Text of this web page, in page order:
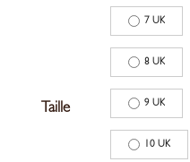
Taille
7 UK
8 UK
9 UK
10 UK